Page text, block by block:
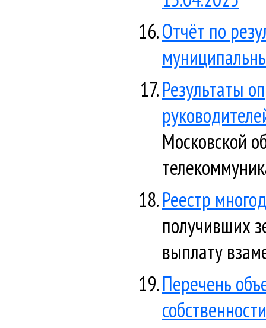
Отчёт по
Результаты
Московской
Реестр
получивших
выплату
Перечень